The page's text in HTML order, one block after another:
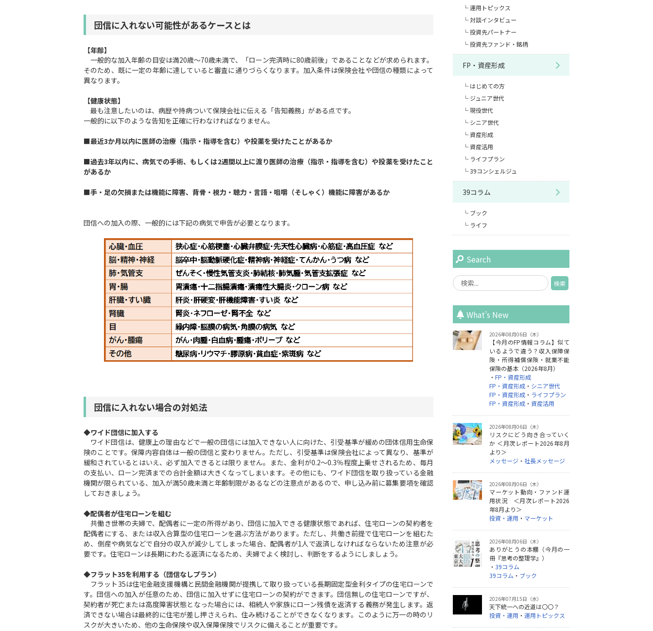
団信に入れない可能性があるケースとは
【年齢】
一般的な加入年齢の目安は満20歳～70歳未満で、「ローン完済時に80歳前後」であることなどが求められます。
そのため、既に一定の年齢に達していると審査に通りづらくなります。加入条件は保険会社や団信の種類によって
異なります。
【健康状態】
最も注意したいのは、病歴や持病ついて保険会社に伝える「告知義務」がある点です。
一般的に以下のような告知を正確に行わなければなりません。
■最近3か月以内に医師の治療（指示・指導を含む）や投薬を受けたことがあるか
■過去3年以内に、病気での手術、もしくは2週間以上に渡り医師の治療（指示・指導を含む）や投薬を受けたこと
があるか
■手・足の欠損または機能に障害、背骨・視力・聴力・言語・咀嚼（そしゃく）機能に障害があるか
団信への加入の際、一般的には下記の病気で申告が必要となります。
団信に入れない場合の対処法
◆ワイド団信に加入する
ワイド団信は、健康上の理由などで一般の団信には加入できない人に向けた、引受基準が緩めの団体信用生命保
険のことです。保障内容自体は一般の団信と変わりません。ただし、引受基準は保険会社によって異なり、基準が
緩和されているとはいえ、必ず加入できるとは限りません。また、金利が0.2～0.3％程度上乗せされるため、毎月
の支払い、ローン完済までの合計金額は大きくなってしまいます。その他にも、ワイド団信を取り扱っている金融
機関が限られている、加入が満50歳未満と年齢制限があるなどの注意点があるので、申し込み前に募集要項を確認
しておきましょう。
◆配偶者が住宅ローンを組む
共働き世帯の夫婦で、配偶者に一定の所得があり、団信に加入できる健康状態であれば、住宅ローンの契約者を
配偶者にする、または収入合算型の住宅ローンを選ぶ方法があります。ただし、共働き前提で住宅ローンを組むた
め、倒産や病気などで自分の収入が減少してしまった場合、配偶者が1人で返済しなければならないため注意が必
要です。住宅ローンは長期にわたる返済になるため、夫婦でよく検討し、判断をするようにしましょう。
◆フラット35を利用する（団信なしプラン）
フラット35は住宅金融支援機構と民間金融機関が提携して取り扱っている長期固定型金利タイプの住宅ローンで
す。団信への加入が任意のため、団信に加入せずに住宅ローンの契約ができます。団信無しの住宅ローンですが、
契約者が死亡または高度障害状態となった場合には、相続人や家族にローン残債を返済する義務が発生します。返
済できない場合は最終的に住宅が差し押さえられ、住み続けることができなくなります。このように万一の時のリ
スクが大きいため、他の生命保険や収入保障保険でリスクに備えることが重要です。
運用トピックス
対談インタビュー
投資先パートナー
投資先ファンド・銘柄
FP・資産形成
はじめての方
ジュニア世代
現役世代
シニア世代
資産形成
資産活用
ライフプラン
39コンシェルジュ
39コラム
ブック
ライフ
Search
What’s New
2026年08月06日（木）
【今月のFP情報コラム】似て
いるようで違う？収入保障保
険・所得補償保険・就業不能
保険の基本（2026年8月）
・ FP・資産形成
FP・資産形成 ・ シニア世代
FP・資産形成 ・ ライフプラン
FP・資産形成 ・ 資産活用
2026年08月06日（木）
リスクにどう向き合っていく
か ＜月次レポート2026年8月
より＞
メッセージ ・ 社長メッセージ
2026年08月06日（木）
マーケット動向・ファンド運
用状況 ＜月次レポート2026
年8月より＞
投資・運用 ・ マーケット
2026年08月06日（木）
ありがとうの本棚（今月の一
冊『思考の整理学』）
・ 39コラム
39コラム ・ ブック
2026年07月15日（水）
天下統一への近道は〇〇？
投資・運用 ・ 運用トピックス